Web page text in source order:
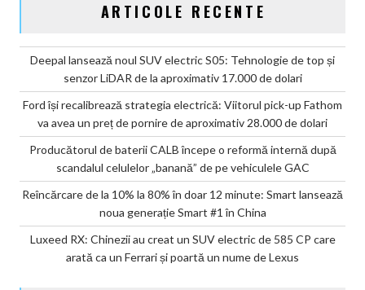
ARTICOLE RECENTE
Deepal lansează noul SUV electric S05: Tehnologie de top și
senzor LiDAR de la aproximativ 17.000 de dolari
Ford își recalibrează strategia electrică: Viitorul pick-up Fathom
va avea un preț de pornire de aproximativ 28.000 de dolari
Producătorul de baterii CALB începe o reformă internă după
scandalul celulelor „banană” de pe vehiculele GAC
Reîncărcare de la 10% la 80% în doar 12 minute: Smart lansează
noua generație Smart #1 în China
Luxeed RX: Chinezii au creat un SUV electric de 585 CP care
arată ca un Ferrari și poartă un nume de Lexus